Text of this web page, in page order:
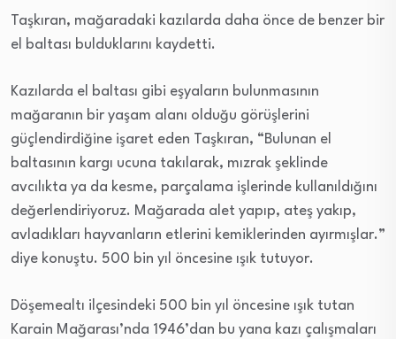
Taşkıran, mağaradaki kazılarda daha önce de benzer bir
el baltası bulduklarını kaydetti.
Kazılarda el baltası gibi eşyaların bulunmasının
mağaranın bir yaşam alanı olduğu görüşlerini
güçlendirdiğine işaret eden Taşkıran, “Bulunan el
baltasının kargı ucuna takılarak, mızrak şeklinde
avcılıkta ya da kesme, parçalama işlerinde kullanıldığını
değerlendiriyoruz. Mağarada alet yapıp, ateş yakıp,
avladıkları hayvanların etlerini kemiklerinden ayırmışlar.”
diye konuştu. 500 bin yıl öncesine ışık tutuyor.
Döşemealtı ilçesindeki 500 bin yıl öncesine ışık tutan
Karain Mağarası’nda 1946’dan bu yana kazı çalışmaları